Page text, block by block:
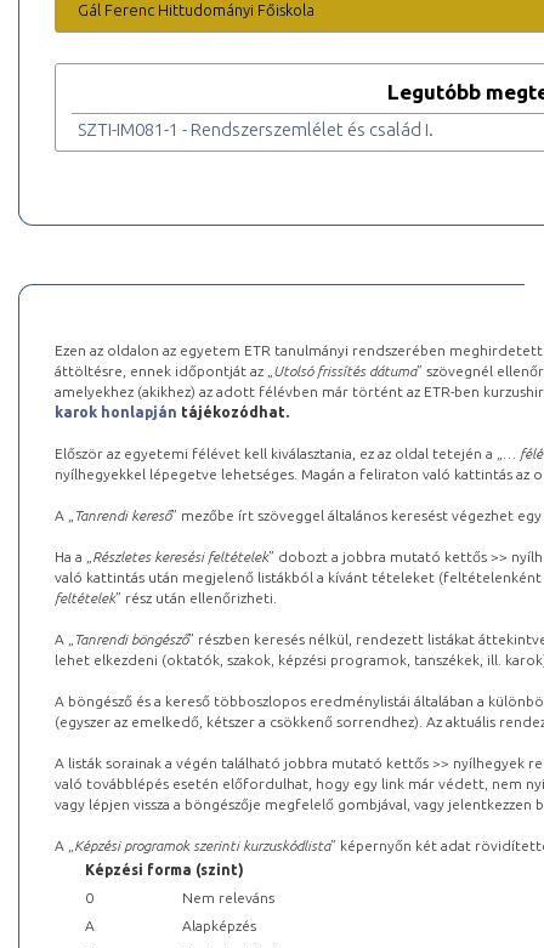
Gál Ferenc Hittudományi Főiskola
Legutóbb
SZTI-IM081-1 - Rendszerszemlélet és család I.
Ezen az oldalon az egyetem ETR tanulmányi rendszerében
áttöltésre, ennek időpontját az „ Utolsó frissítés dátuma” szövegnél
amelyekhez (akikhez) az adott félévben már történt az ETR-ben
karok honlapján tájékozódhat.
Először az egyetemi félévet kell kiválasztania, ez az oldal tetején a „
…
nyílhegyekkel lépegetve lehetséges. Magán a feliraton való kattintás az
A „ Tanrendi kereső” mezőbe írt szöveggel általános keresést végezhet
Ha a „ Részletes keresési feltételek” dobozt a jobbra mutató kettős >>
való kattintás után megjelenő listákból a kívánt tételeket (feltételenként
feltételek” rész után ellenőrizheti.
A „ Tanrendi böngésző” részben keresés nélkül, rendezett listákat
lehet elkezdeni (oktatók, szakok, képzési programok, tanszékek, ill.
A böngésző és a kereső többoszlopos eredménylistái általában a
(egyszer az emelkedő, kétszer a csökkenő sorrendhez). Az aktuális
A listák sorainak a végén található jobbra mutató kettős >> nyílhegyek
való továbblépés esetén előfordulhat, hogy egy link már védett, nem
vagy lépjen vissza a böngészője megfelelő gombjával, vagy
A „ Képzési programok szerinti kurzuskódlista” képernyőn két adat
Képzési forma (szint)
0
Nem releváns
A
Alapképzés